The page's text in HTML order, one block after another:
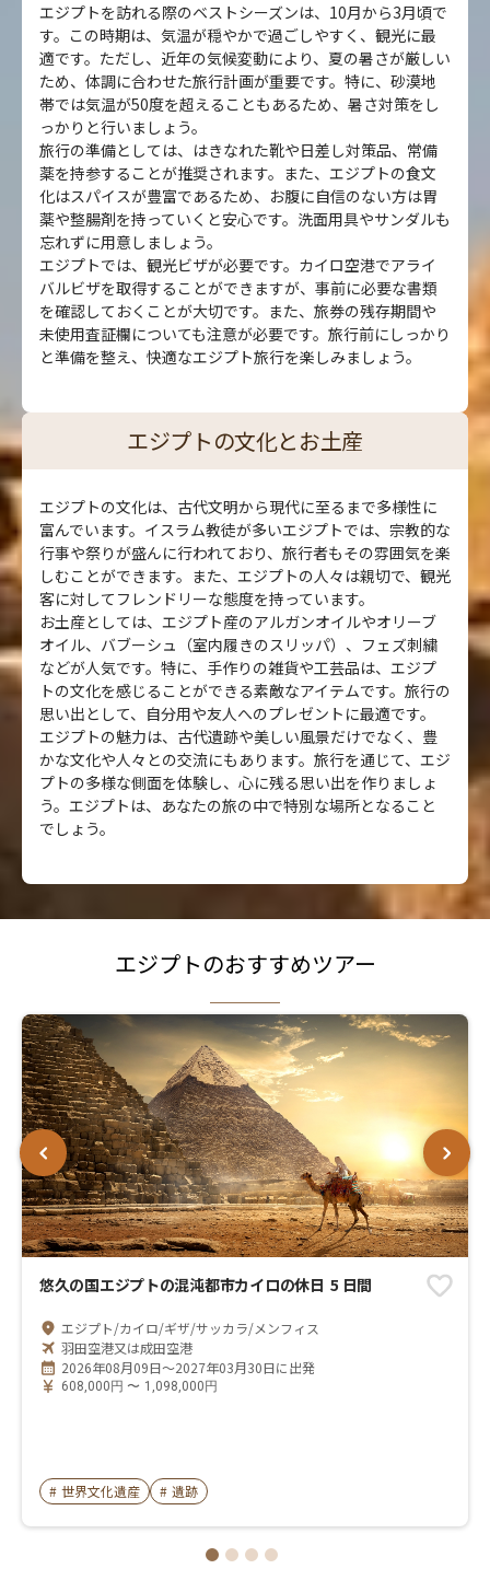
エジプトを訪れる際のベストシーズンは、10月から3月頃で
す。この時期は、気温が穏やかで過ごしやすく、観光に最
適です。ただし、近年の気候変動により、夏の暑さが厳しい
ため、体調に合わせた旅行計画が重要です。特に、砂漠地
帯では気温が50度を超えることもあるため、暑さ対策をし
っかりと行いましょう。
旅行の準備としては、はきなれた靴や日差し対策品、常備
薬を持参することが推奨されます。また、エジプトの食文
化はスパイスが豊富であるため、お腹に自信のない方は胃
薬や整腸剤を持っていくと安心です。洗面用具やサンダルも
忘れずに用意しましょう。
エジプトでは、観光ビザが必要です。カイロ空港でアライ
バルビザを取得することができますが、事前に必要な書類
を確認しておくことが大切です。また、旅券の残存期間や
未使用査証欄についても注意が必要です。旅行前にしっかり
と準備を整え、快適なエジプト旅行を楽しみましょう。
エジプトの文化とお土産
エジプトの文化は、古代文明から現代に至るまで多様性に
富んでいます。イスラム教徒が多いエジプトでは、宗教的な
行事や祭りが盛んに行われており、旅行者もその雰囲気を楽
しむことができます。また、エジプトの人々は親切で、観光
客に対してフレンドリーな態度を持っています。
お土産としては、エジプト産のアルガンオイルやオリーブ
オイル、バブーシュ（室内履きのスリッパ）、フェズ刺繍
などが人気です。特に、手作りの雑貨や工芸品は、エジプ
トの文化を感じることができる素敵なアイテムです。旅行の
思い出として、自分用や友人へのプレゼントに最適です。
エジプトの魅力は、古代遺跡や美しい風景だけでなく、豊
かな文化や人々との交流にもあります。旅行を通じて、エジ
プトの多様な側面を体験し、心に残る思い出を作りましょ
う。エジプトは、あなたの旅の中で特別な場所となること
でしょう。
エジプトのおすすめツアー
悠久の国エジプトの混沌都市カイロの休日 5 日間
エジプト/カイロ/ギザ/サッカラ/メンフィス
羽田空港又は成田空港
2026年08月09日～2027年03月30日に出発
608,000 円 〜 1,098,000 円
# 世界文化遺産 # 遺跡